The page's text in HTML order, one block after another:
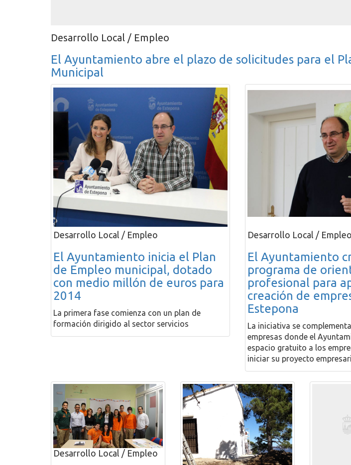
Desarrollo Local / Empleo
El Ayuntamiento abre el plazo de solicitudes para el
Municipal
Desarrollo Local / Empleo
El Ayuntamiento inicia el Plan
de Empleo municipal, dotado
con medio millón de euros para
2014
La primera fase comienza con un plan de
formación dirigido al sector servicios
Desarrollo Local / Empleo
El Ayuntamiento
programa de
profesional para
creación de
Estepona
La iniciativa se
empresas donde el
espacio gratuito a los
iniciar su proyecto
Desarrollo Local / Empleo